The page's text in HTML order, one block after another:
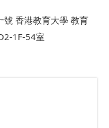
號 香港教育大學 教育
1F-54室